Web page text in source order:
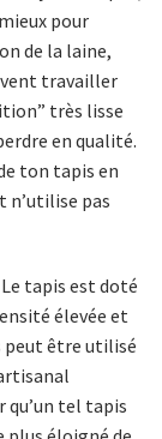
pour
de la laine,
travailler
très lisse
en qualité.
ton tapis en
n’utilise pas
tapis est doté
élevée et
peut être utilisé
qu’un tel tapis